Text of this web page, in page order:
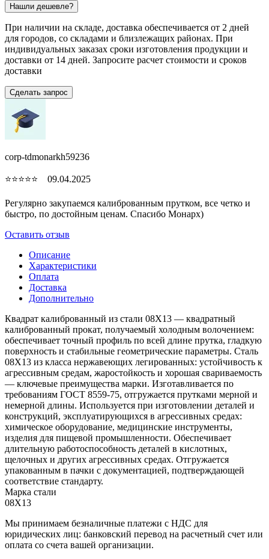
Нашли дешевле?
При наличии на складе, доставка обеспечивается от 2 дней
для городов, со складами и близлежащих районах. При
индивидуальных заказах сроки изготовления продукции и
доставки от 14 дней. Запросите расчет стоимости и сроков
доставки
Сделать запрос
corp-tdmonarkh59236
⭐⭐⭐⭐⭐ 09.04.2025
Регулярно закупаемся калиброванным прутком, все четко и
быстро, по достойным ценам. Спасибо Монарх)
Оставить отзыв
Описание
Характеристики
Оплата
Доставка
Дополнительно
Квадрат калиброванный из стали 08Х13 — квадратный
калиброванный прокат, получаемый холодным волочением:
обеспечивает точный профиль по всей длине прутка, гладкую
поверхность и стабильные геометрические параметры. Сталь
08Х13 из класса нержавеющих легированных: устойчивость к
агрессивным средам, жаростойкость и хорошая свариваемость
— ключевые преимущества марки. Изготавливается по
требованиям ГОСТ 8559-75, отгружается прутками мерной и
немерной длины. Используется при изготовлении деталей и
конструкций, эксплуатирующихся в агрессивных средах:
химическое оборудование, медицинские инструменты,
изделия для пищевой промышленности. Обеспечивает
длительную работоспособность деталей в кислотных,
щелочных и других агрессивных средах. Отгружается
упакованным в пачки с документацией, подтверждающей
соответствие стандарту.
Марка стали
08Х13
Мы принимаем безналичные платежи с НДС для
юридических лиц: банковский перевод на расчетный счет или
оплата со счета вашей организации.